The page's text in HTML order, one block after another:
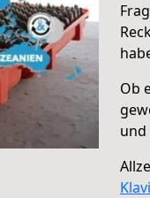
Ob
und